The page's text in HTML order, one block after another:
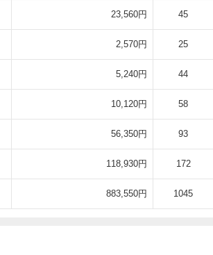
23,560円 45
2,570円 25
5,240円 44
10,120円 58
56,350円 93
118,930円 172
883,550円 1045